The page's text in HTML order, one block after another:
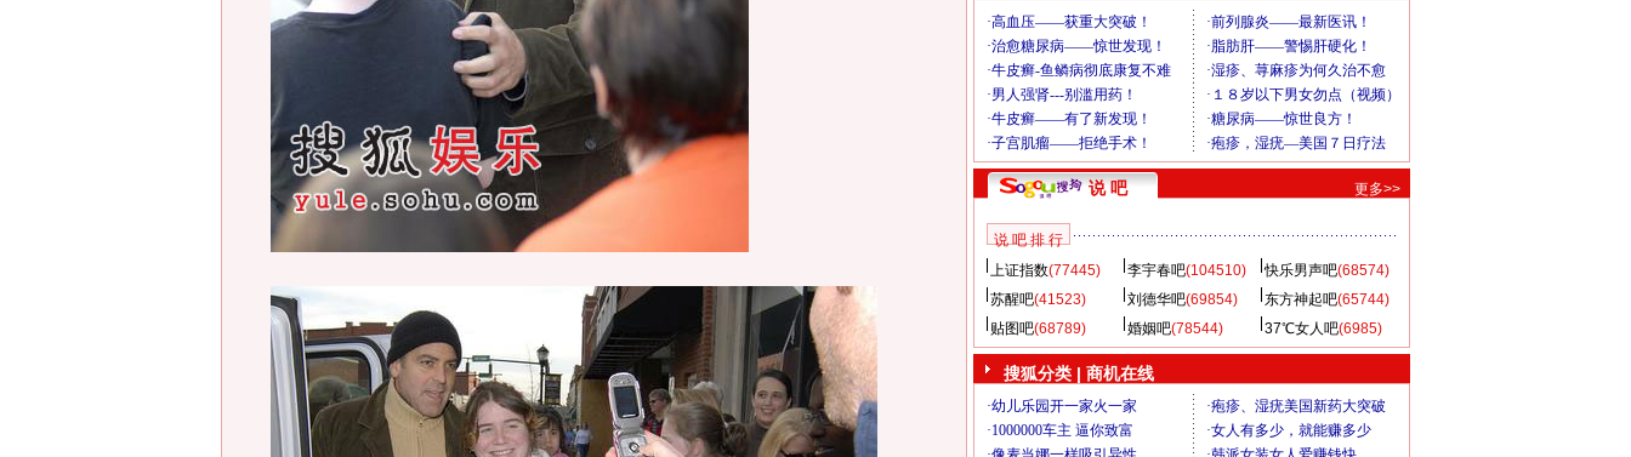
说 吧 更多>>
说 吧 排 行
上证指数(77445) 李宇春吧(104510) 快乐男声吧(68574)
苏醒吧(41523) 刘德华吧(69854) 东方神起吧(65744)
贴图吧(68789) 婚姻吧(78544) 37℃女人吧(6985)
搜狐分类 | 商机在线